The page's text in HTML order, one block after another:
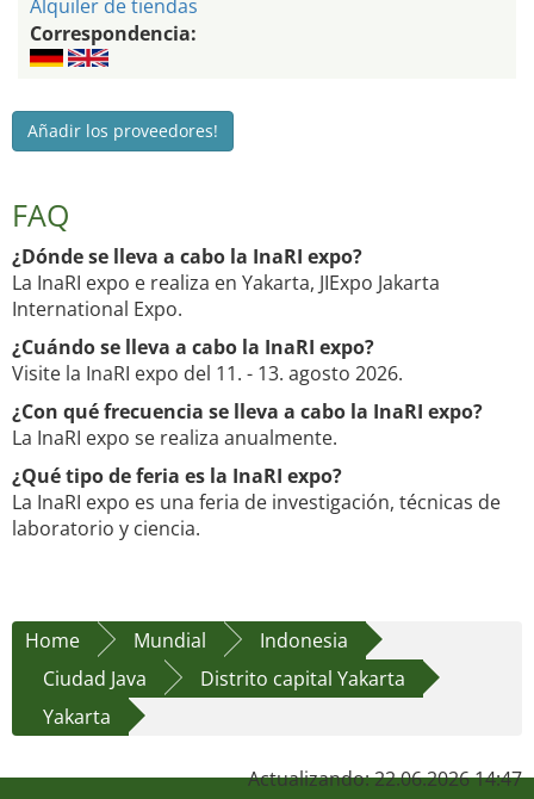
Alquiler de tiendas
Correspondencia:
Añadir los proveedores!
FAQ
¿Dónde se lleva a cabo la InaRI expo?
La InaRI expo e realiza en Yakarta, JIExpo Jakarta
International Expo.
¿Cuándo se lleva a cabo la InaRI expo?
Visite la InaRI expo del 11. - 13. agosto 2026.
¿Con qué frecuencia se lleva a cabo la InaRI expo?
La InaRI expo se realiza anualmente.
¿Qué tipo de feria es la InaRI expo?
La InaRI expo es una feria de investigación, técnicas de
laboratorio y ciencia.
Home Mundial
Indonesia
Ciudad Java
Distrito capital Yakarta
Yakarta
Actualizando: 22.06.2026 14:47